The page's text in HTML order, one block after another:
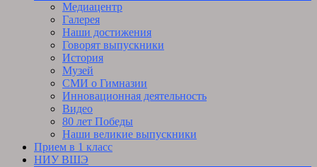
Медиацентр
Галерея
Наши достижения
Говорят выпускники
История
Музей
СМИ о Гимназии
Инновационная деятельность
Видео
80 лет Победы
Наши великие выпускники
Прием в 1 класс
НИУ ВШЭ